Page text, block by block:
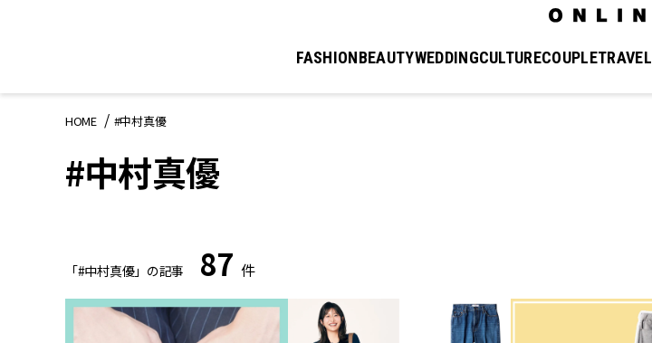
FASHIONBEAUTYWEDDINGCULTURECOUPLETRAVEL
HOME #中村真優
#中村真優
「#中村真優」の記事 87 件
BEAUTY